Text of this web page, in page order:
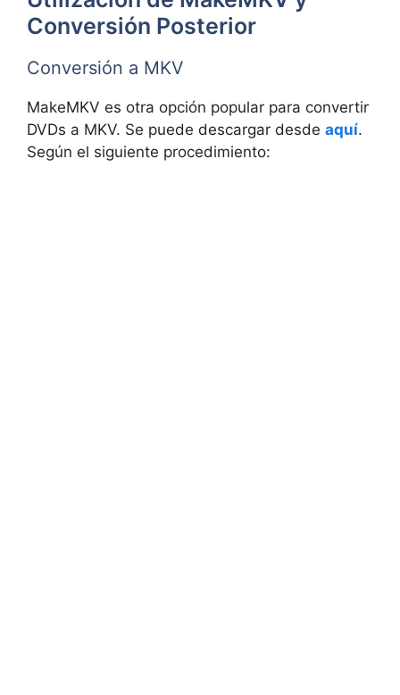
Conversión Posterior
Conversión a MKV
MakeMKV es otra opción popular para convertir
DVDs a MKV. Se puede descargar desde aquí.
Según el siguiente procedimiento: